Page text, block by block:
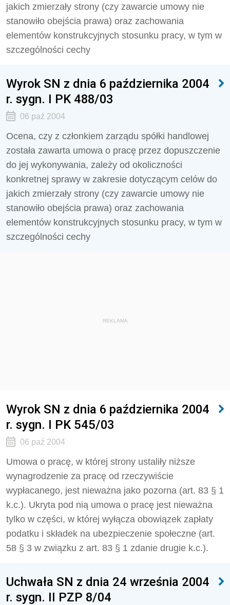
jakich zmierzały strony (czy zawarcie umowy nie
stanowiło obejścia prawa) oraz zachowania
elementów konstrukcyjnych stosunku pracy, w tym w
szczególności cechy
Wyrok SN z dnia 6 października 2004
r. sygn. I PK 488/03
06 paź 2004
Ocena, czy z członkiem zarządu spółki handlowej
została zawarta umowa o pracę przez dopuszczenie
do jej wykonywania, zależy od okoliczności
konkretnej sprawy w zakresie dotyczącym celów do
jakich zmierzały strony (czy zawarcie umowy nie
stanowiło obejścia prawa) oraz zachowania
elementów konstrukcyjnych stosunku pracy, w tym w
szczególności cechy
REKLAMA
Wyrok SN z dnia 6 października 2004
r. sygn. I PK 545/03
06 paź 2004
Umowa o pracę, w której strony ustaliły niższe
wynagrodzenie za pracę od rzeczywiście
wypłacanego, jest nieważna jako pozorna (art. 83 § 1
k.c.). Ukryta pod nią umowa o pracę jest nieważna
tylko w części, w której wyłącza obowiązek zapłaty
podatku i składek na ubezpieczenie społeczne (art.
58 § 3 w związku z art. 83 § 1 zdanie drugie k.c.).
Uchwała SN z dnia 24 września 2004
r. sygn. II PZP 8/04